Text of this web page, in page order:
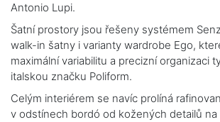
Antonio Lupi.
Šatní prostory jsou řešeny systémem
walk-in šatny i varianty wardrobe Ego,
maximální variabilitu a precizní organizaci
italskou značku Poliform.
Celým interiérem se navíc prolíná
v odstínech bordó od kožených detailů